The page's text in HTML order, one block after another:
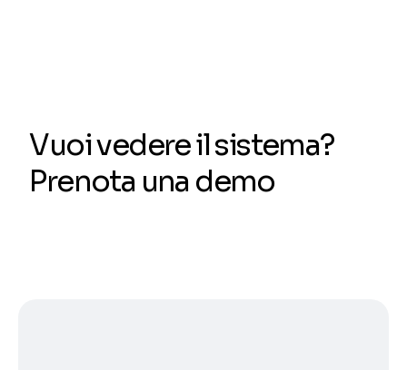
Vuoi vedere il sistema?
Prenota una demo